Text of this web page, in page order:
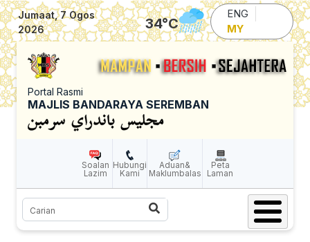
Skip to main content
Jumaat, 7 Ogos
2026
34°C
ENG
MY
Portal Rasmi
MAJLIS BANDARAYA SEREMBAN
Soalan
Lazim
Hubungi
Kami
Aduan&
Maklumbalas
Peta
Laman
Carian